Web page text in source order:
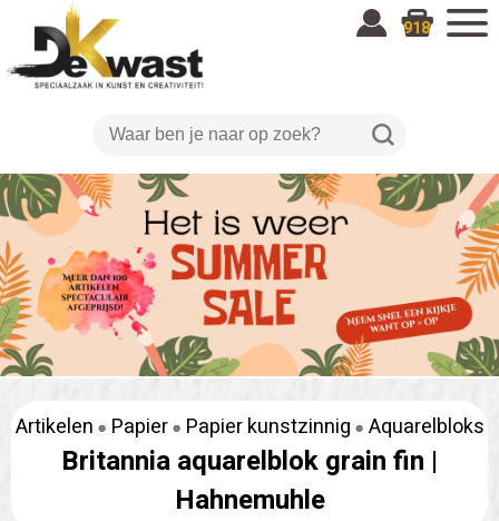
918
Artikelen Papier Papier kunstzinnig Aquarelbloks
Britannia aquarelblok grain fin |
Hahnemuhle